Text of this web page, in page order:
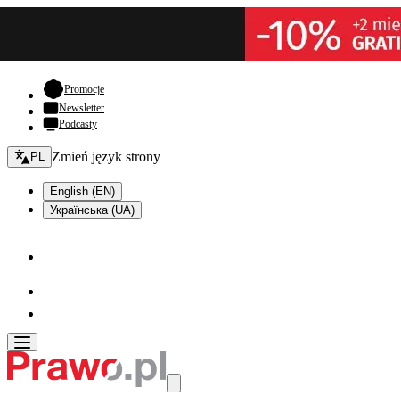
Promocje- otwiera się w nowej karcie
Newsletter
Podcasty
Zmień język - bieżący:
PL Zmień język strony
English (EN)
Українська (UA)